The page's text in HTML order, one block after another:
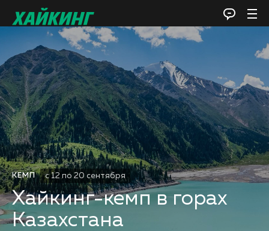
КЕМП с 12 по 20 сентября
Хайкинг-кемп в горах
Казахстана